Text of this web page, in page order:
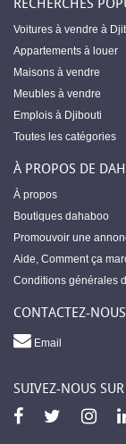
Voitures à vendre à
Appartements à louer
Maisons à vendre
Meubles à vendre
Emplois à Djibouti
Toutes les catégories
À PROPOS DE
À propos
Boutiques dahaboo
Promouvoir une
Aide, Comment ça
Conditions générales
CONTACTEZ-NOUS
Email
SUIVEZ-NOUS SUR